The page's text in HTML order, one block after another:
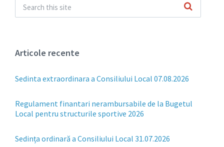
Articole recente
Sedinta extraordinara a Consiliului Local 07.08.2026
Regulament finantari nerambursabile de la Bugetul
Local pentru structurile sportive 2026
Sedința ordinară a Consiliului Local 31.07.2026